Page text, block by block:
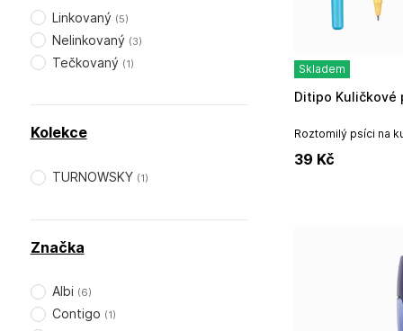
Skladem
Roztomilý psíci na
Ditipo
39 Kč
Linkovaný (5)
Nelinkovaný (3)
Tečkovaný (1)
Kolekce
TURNOWSKY (1)
Značka
Albi (6)
Contigo (1)